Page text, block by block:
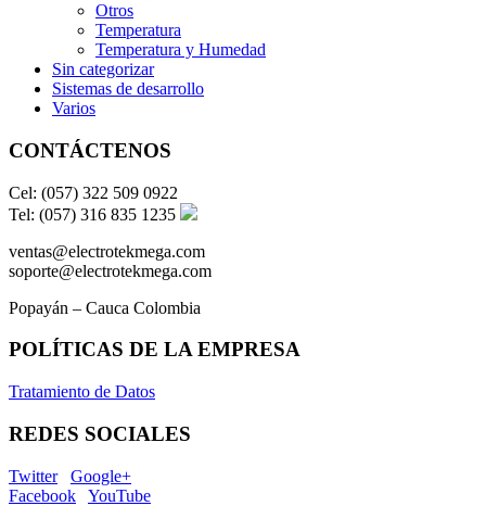
Otros
Temperatura
Temperatura y Humedad
Sin categorizar
Sistemas de desarrollo
Varios
CONTÁCTENOS
Cel: (057) 322 509 0922
Tel: (057) 316 835 1235
ventas@electrotekmega.com
soporte@electrotekmega.com
Popayán – Cauca Colombia
POLÍTICAS DE LA EMPRESA
Tratamiento de Datos
REDES SOCIALES
Twitter
Google+
Facebook
YouTube